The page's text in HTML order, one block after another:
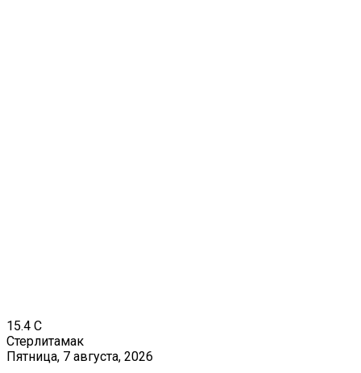
15.4 C
Стерлитамак
Пятница, 7 августа, 2026